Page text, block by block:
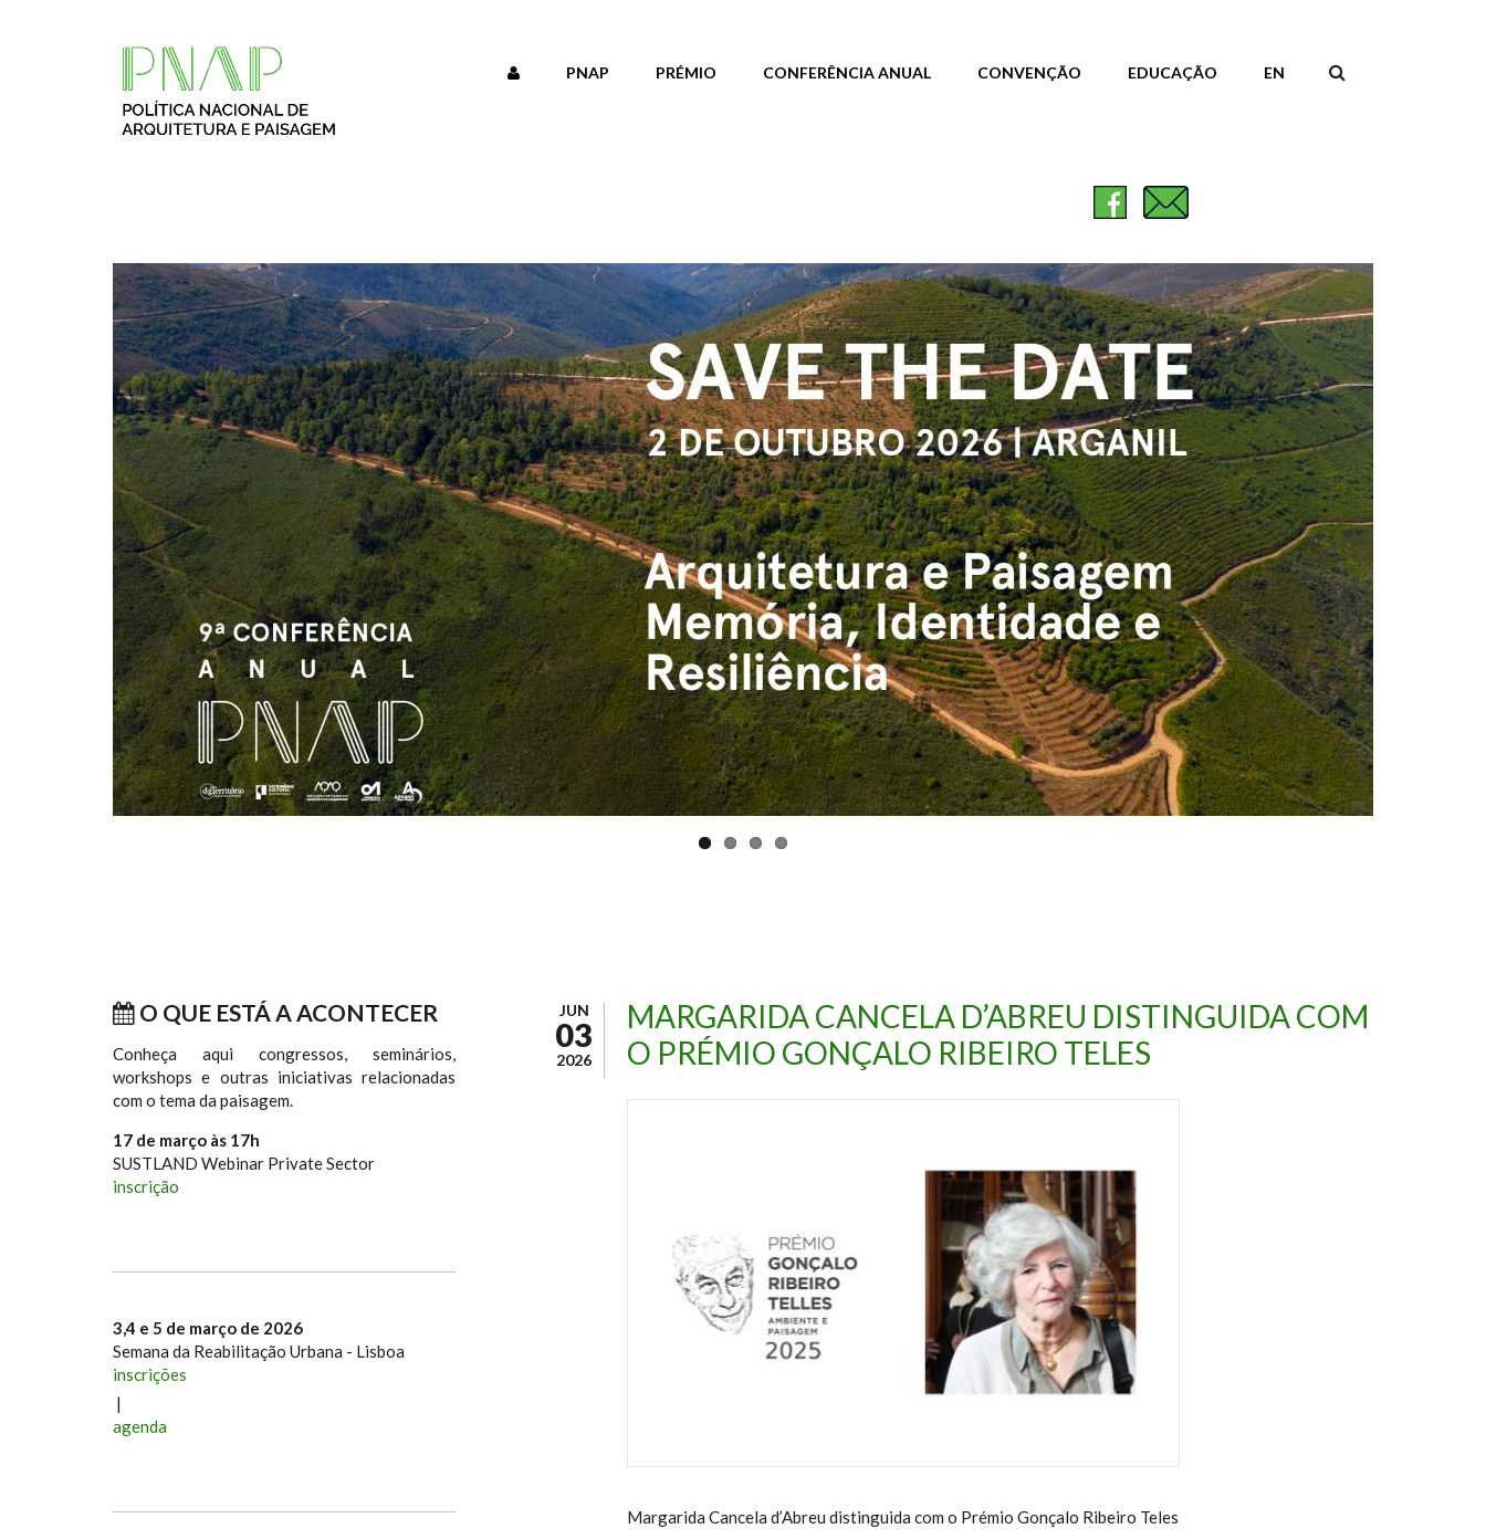
PNAP PRÉMIO CONFERÊNCIA ANUAL CONVENÇÃO EDUCAÇÃO EN
O QUE ESTÁ A ACONTECER
Conheça aqui congressos, seminários,
workshops e outras iniciativas relacionadas
com o tema da paisagem.
17 de março às 17h
SUSTLAND Webinar Private Sector
inscrição
3,4 e 5 de março de 2026
Semana da Reabilitação Urbana - Lisboa
inscrições
|
agenda
JUN
03
2026
MARGARIDA CANCELA D’ABREU DISTINGUIDA COM
O PRÉMIO GONÇALO RIBEIRO TELES
Margarida Cancela d’Abreu distinguida com o Prémio Gonçalo Ribeiro Teles